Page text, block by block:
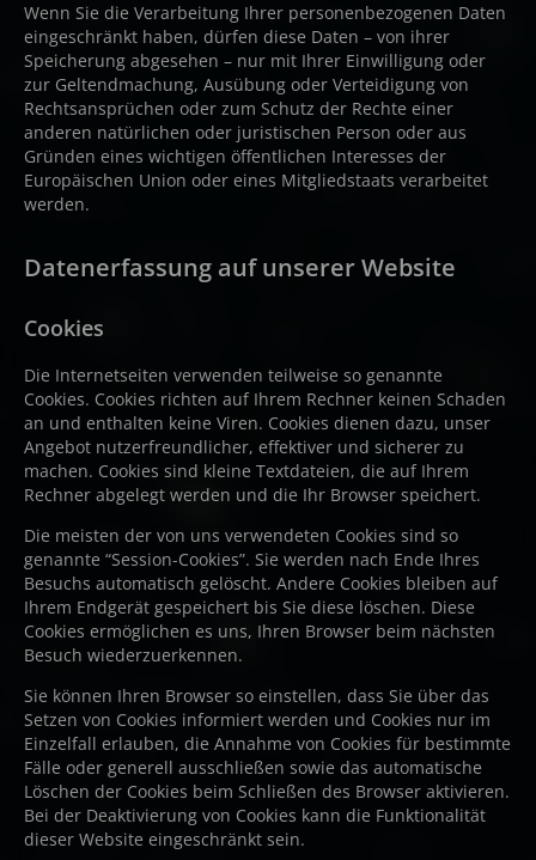
Wenn Sie die Verarbeitung Ihrer personenbezogenen Daten
eingeschränkt haben, dürfen diese Daten – von ihrer
Speicherung abgesehen – nur mit Ihrer Einwilligung oder
zur Geltendmachung, Ausübung oder Verteidigung von
Rechtsansprüchen oder zum Schutz der Rechte einer
anderen natürlichen oder juristischen Person oder aus
Gründen eines wichtigen öffentlichen Interesses der
Europäischen Union oder eines Mitgliedstaats verarbeitet
werden.
Datenerfassung auf unserer Website
Cookies
Die Internetseiten verwenden teilweise so genannte
Cookies. Cookies richten auf Ihrem Rechner keinen Schaden
an und enthalten keine Viren. Cookies dienen dazu, unser
Angebot nutzerfreundlicher, effektiver und sicherer zu
machen. Cookies sind kleine Textdateien, die auf Ihrem
Rechner abgelegt werden und die Ihr Browser speichert.
Die meisten der von uns verwendeten Cookies sind so
genannte “Session-Cookies”. Sie werden nach Ende Ihres
Besuchs automatisch gelöscht. Andere Cookies bleiben auf
Ihrem Endgerät gespeichert bis Sie diese löschen. Diese
Cookies ermöglichen es uns, Ihren Browser beim nächsten
Besuch wiederzuerkennen.
Sie können Ihren Browser so einstellen, dass Sie über das
Setzen von Cookies informiert werden und Cookies nur im
Einzelfall erlauben, die Annahme von Cookies für bestimmte
Fälle oder generell ausschließen sowie das automatische
Löschen der Cookies beim Schließen des Browser aktivieren.
Bei der Deaktivierung von Cookies kann die Funktionalität
dieser Website eingeschränkt sein.